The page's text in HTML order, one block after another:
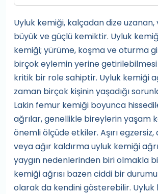
Uyluk kemiği, kalçadan dize
büyük ve güçlü kemiktir. Uyluk
kemiği; yürüme, koşma ve oturma
birçok eylemin yerine getirilebilmesi
kritik bir role sahiptir. Uyluk kemiği
zaman birçok kişinin yaşadığı
Lakin femur kemiği boyunca
ağrılar, genellikle bireylerin yaşam
önemli ölçüde etkiler. Aşırı
veya ağır kaldırma uyluk kemiği
yaygın nedenlerinden biri olmakla
kemiği ağrısı bazen ciddi bir
olarak da kendini gösterebilir. Uyluk